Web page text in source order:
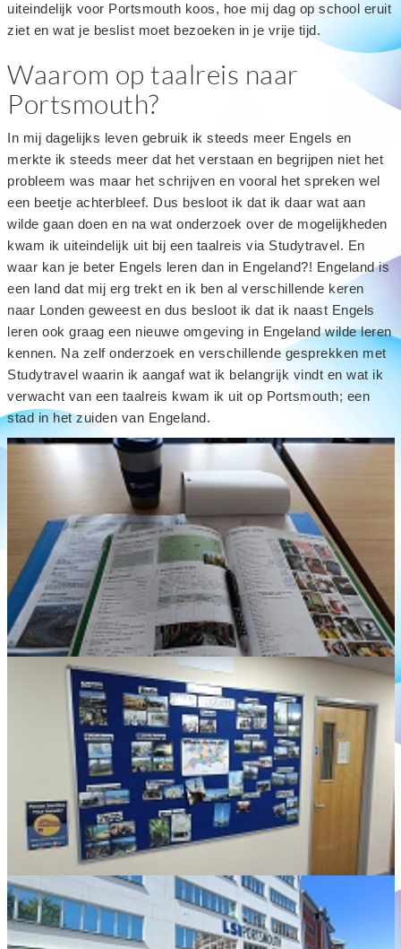
uiteindelijk voor Portsmouth koos, hoe mij dag op school eruit
ziet en wat je beslist moet bezoeken in je vrije tijd.
Waarom op taalreis naar
Portsmouth?
In mij dagelijks leven gebruik ik steeds meer Engels en
merkte ik steeds meer dat het verstaan en begrijpen niet het
probleem was maar het schrijven en vooral het spreken wel
een beetje achterbleef. Dus besloot ik dat ik daar wat aan
wilde gaan doen en na wat onderzoek over de mogelijkheden
kwam ik uiteindelijk uit bij een taalreis via Studytravel. En
waar kan je beter Engels leren dan in Engeland?! Engeland is
een land dat mij erg trekt en ik ben al verschillende keren
naar Londen geweest en dus besloot ik dat ik naast Engels
leren ook graag een nieuwe omgeving in Engeland wilde leren
kennen. Na zelf onderzoek en verschillende gesprekken met
Studytravel waarin ik aangaf wat ik belangrijk vindt en wat ik
verwacht van een taalreis kwam ik uit op Portsmouth; een
stad in het zuiden van Engeland.